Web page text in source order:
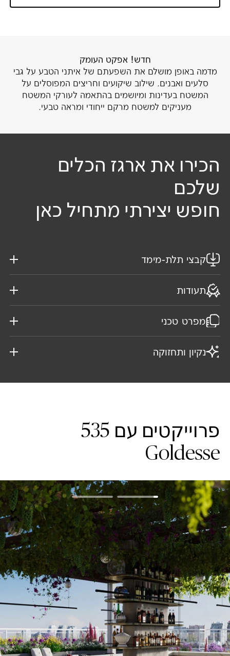
חדש! אפקט העומק
מדמה באופן מושלם את השפעתם של איתני הטבע על גבי
סלעים ואבנים. שילוב שיקועים וחריצים המפוסלים על
המשטח בעדינות ומיושמים בהתאמה לעורקי המשטח
מעניקים למשטח מרקם ייחודי ומראה טבעי.
הכירו את ארגז הכלים
שלכם
חופש יצירתי מתחיל כאן
קבצי תלת-מימד
תעודות
מפרט טכני
נקיון ותחזוקה
פרוייקטים עם 535
Goldesse